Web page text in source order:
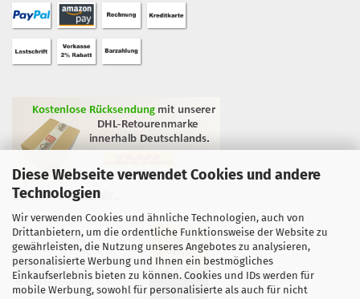
Diese Webseite verwendet Cookies und andere
Technologien
Wir verwenden Cookies und ähnliche Technologien, auch von
Drittanbietern, um die ordentliche Funktionsweise der Website zu
gewährleisten, die Nutzung unseres Angebotes zu analysieren,
personalisierte Werbung und Ihnen ein bestmögliches
Einkaufserlebnis bieten zu können. Cookies und IDs werden für
mobile Werbung, sowohl für personalisierte als auch für nicht
GEPRÜFTE QUALITÄT...